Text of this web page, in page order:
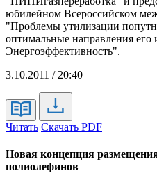
юбилейном Всероссийском
"Проблемы утилизации
оптимальные направления его
Энергоэффективность".
3.10.2011 / 20:40
Читать Скачать PDF
Новая концепция
полиолефинов